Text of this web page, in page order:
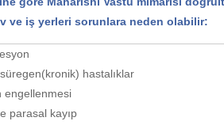
ve iş yerleri sorunlara neden olabilir:
hastalıklar
engellenmesi
parasal kayıp